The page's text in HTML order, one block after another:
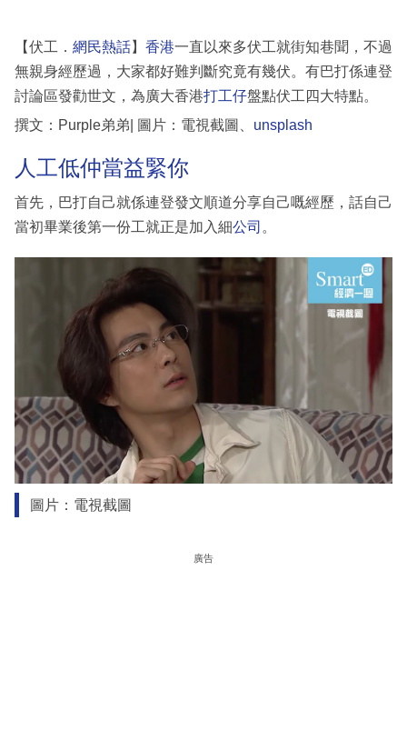
區
【伏工． 網民熱話】 香港一直以來多伏工就街知巷聞，不過
無親身經歷過，大家都好難判斷究竟有幾伏。有巴打係連登
討論區發勸世文，為廣大香港打工仔盤點伏工四大特點。
撰文：Purple弟弟| 圖片：電視截圖、 unsplash
人工低仲當益緊你
首先，巴打自己就係連登發文順道分享自己嘅經歷，話自己
當初畢業後第一份工就正是加入細公司 。
圖片：電視截圖
廣告